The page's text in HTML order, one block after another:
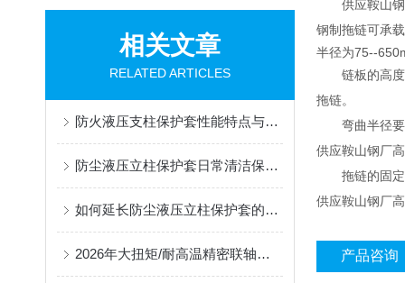
相关文章
RELATED ARTICLES
防火液压支柱保护套性能特点与阻燃防护应用
防尘液压立柱保护套日常清洁保养与更换规范
如何延长防尘液压立柱保护套的使用寿命？
2026年大扭矩/耐高温精密联轴器定制找哪家？能实现精准定制的优质厂家盘点
供应鞍山钢
钢制拖链可承
半径为75--
链板的高度
拖链。
弯曲半径要
供应鞍山钢厂
拖链的固定
供应鞍山钢厂
产品咨询